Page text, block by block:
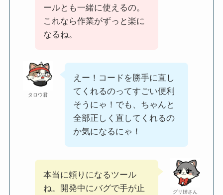
ールとも一緒に使えるの。
これなら作業がずっと楽に
なるね。
タロウ君
えー！コードを勝手に直し
てくれるのってすごい便利
そうにゃ！でも、ちゃんと
全部正しく直してくれるの
か気になるにゃ！
グリ姉さん
本当に頼りになるツール
ね。開発中にバグで手が止